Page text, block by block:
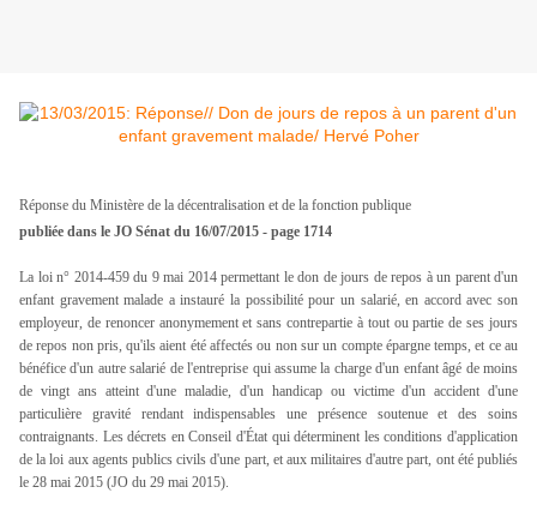
Réponse du Ministère de la décentralisation et de la fonction publique
publiée dans le JO Sénat du 16/07/2015 - page 1714
La loi n° 2014-459 du 9 mai 2014 permettant le don de jours de repos à un parent d'un
enfant gravement malade a instauré la possibilité pour un salarié, en accord avec son
employeur, de renoncer anonymement et sans contrepartie à tout ou partie de ses jours
de repos non pris, qu'ils aient été affectés ou non sur un compte épargne temps, et ce au
bénéfice d'un autre salarié de l'entreprise qui assume la charge d'un enfant âgé de moins
de vingt ans atteint d'une maladie, d'un handicap ou victime d'un accident d'une
particulière gravité rendant indispensables une présence soutenue et des soins
contraignants. Les décrets en Conseil d'État qui déterminent les conditions d'application
de la loi aux agents publics civils d'une part, et aux militaires d'autre part, ont été publiés
le 28 mai 2015 (JO du 29 mai 2015).